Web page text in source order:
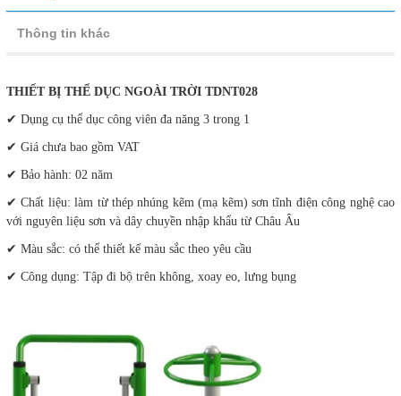
Thông tin khác
THIẾT BỊ THỂ DỤC NGOÀI TRỜI TDNT028
✔ Dụng cụ thể dục công viên đa năng 3 trong 1
✔ Giá chưa bao gồm VAT
✔ Bảo hành: 02 năm
✔ Chất liệu: làm từ thép nhúng kẽm (mạ kẽm) sơn tĩnh điện công nghệ cao
với nguyên liệu sơn và dây chuyền nhập khẩu từ Châu Âu
✔ Màu sắc: có thể thiết kế màu sắc theo yêu cầu
✔ Công dụng: Tập đi bộ trên không, xoay eo, lưng bụng